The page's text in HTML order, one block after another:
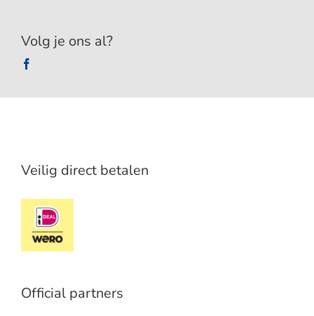
Volg je ons al?
Veilig direct betalen
Official partners